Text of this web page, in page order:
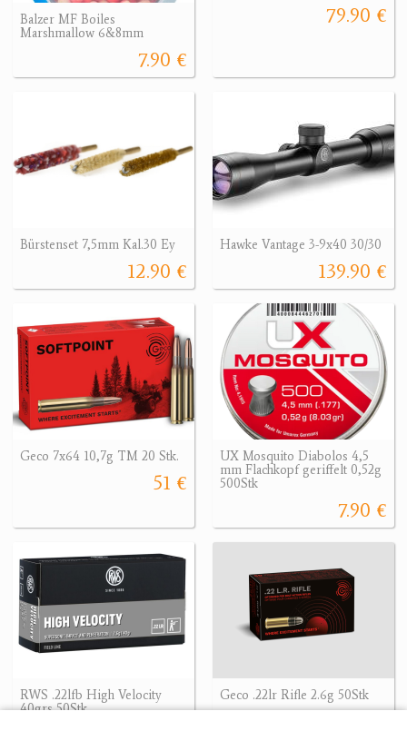
Balzer MF Boiles
Marshmallow 6&8mm
7.90 €
79.90 €
Bürstenset 7,5mm Kal.30 Ey
12.90 €
Hawke Vantage 3-9x40 30/30
139.90 €
Geco 7x64 10,7g TM 20 Stk.
51 €
UX Mosquito Diabolos 4,5
mm Flachkopf geriffelt 0,52g
500Stk
7.90 €
RWS .22lfb High Velocity
40grs 50Stk
Geco .22lr Rifle 2.6g 50Stk